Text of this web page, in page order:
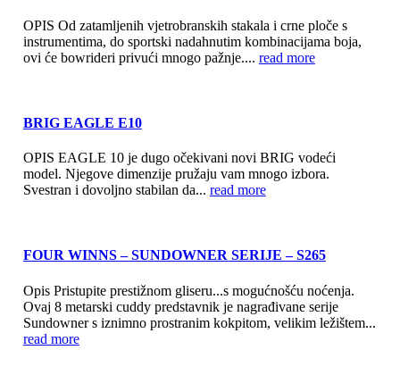
OPIS Od zatamljenih vjetrobranskih stakala i crne ploče s
instrumentima, do sportski nadahnutim kombinacijama boja,
ovi će bowrideri privući mnogo pažnje.... read more
BRIG EAGLE E10
OPIS EAGLE 10 je dugo očekivani novi BRIG vodeći
model. Njegove dimenzije pružaju vam mnogo izbora.
Svestran i dovoljno stabilan da... read more
FOUR WINNS – SUNDOWNER SERIJE – S265
Opis Pristupite prestižnom gliseru...s mogućnošću noćenja.
Ovaj 8 metarski cuddy predstavnik je nagrađivane serije
Sundowner s iznimno prostranim kokpitom, velikim ležištem...
read more